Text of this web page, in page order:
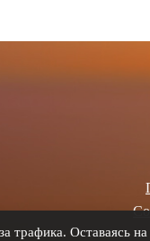
Оставаясь на